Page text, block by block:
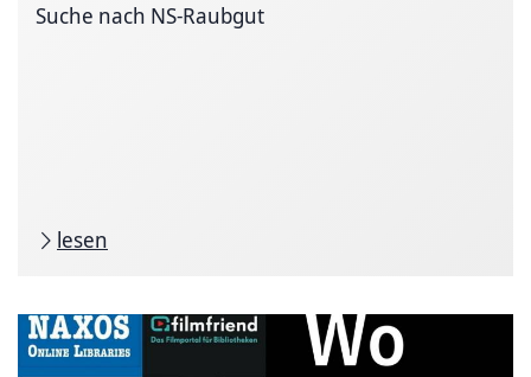
Suche nach NS-Raubgut
lesen